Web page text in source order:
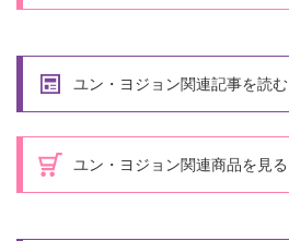
ユン・ヨジョン関連記事を読む
ユン・ヨジョン関連商品を見る